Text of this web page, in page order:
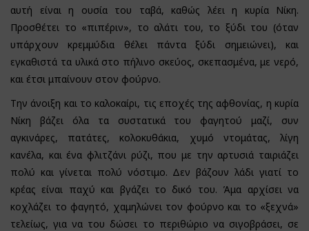
αυτή είναι η ουσία του ταβά, καθώς λέει η κυρία Νίκη.
Προσθέτει το «πιπέριν», το αλάτι του, το ξύδι του (όταν
υπάρχουν κρεμμύδια θέλει πάντα ξύδι σημειώνει), και
εγκαθιστά τα υλικά στο πήλινο σκεύος, σκεπασμένα, με νερό,
και έτσι μπαίνουν στον φούρνο.
Την άνοιξη και το καλοκαίρι, τις εποχές της αφθονίας, η κυρία
Νίκη βάζει όλα τα συστατικά του φαγητού μαζί, συν
αγκινάρες, πατάτες, κολοκυθάκια, χυμό ντομάτας, λίγη
κανέλα, και ένα φλιτζάνι ρύζι, που με την αρτυσιά ταιριάζει
πολύ και γίνεται πολύ νόστιμο. Δεν βάζουν λάδι γιατί το
κρέας είναι παχύ και βγάζει το δικό του. Άμα αρχίσει να
κοχλάζει το φαγητό, χαμηλώνει τον φούρνο και το «ξεχνά»
τελείως, για να του δώσει το περιθώριο να σιγοβράσει, σε